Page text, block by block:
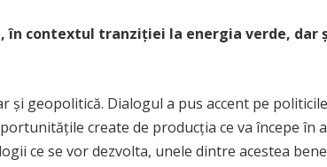
în contextul tranziției la energia verde, dar
și geopolitică. Dialogul a pus accent pe politicile
create de producția ce va începe în
ce se vor dezvolta, unele dintre acestea